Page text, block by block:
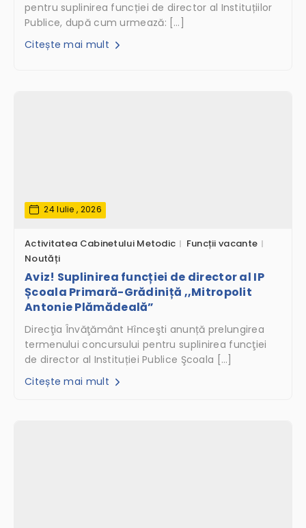
pentru suplinirea funcției de director al Instituțiilor
Publice, după cum urmează: […]
Citește mai mult
24 Iulie , 2026
Activitatea Cabinetului Metodic
Funcții vacante
Noutăți
Aviz! Suplinirea funcției de director al IP
Școala Primară-Grădiniță ,,Mitropolit
Antonie Plămădeală”
Direcţia Învăţământ Hînceşti anunță prelungirea
termenului concursului pentru suplinirea funcţiei
de director al Instituției Publice Şcoala […]
Citește mai mult